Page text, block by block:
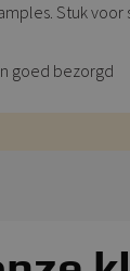
Stuk voor
goed bezorgd